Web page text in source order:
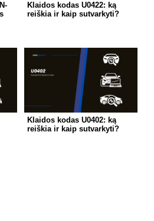
Klaidos kodas U0422: ką
reiškia ir kaip sutvarkyti?
Klaidos kodas U0402: ką
reiškia ir kaip sutvarkyti?